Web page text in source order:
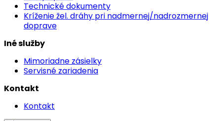
Technické dokumenty
Kríženie žel. dráhy pri nadmernej/nadrozmernej
doprave
Iné služby
Mimoriadne zásielky
Servisné zariadenia
Kontakt
Kontakt